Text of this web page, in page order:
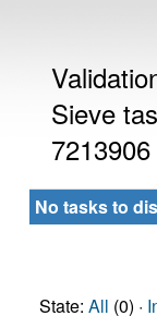
Sieve
7213906
No tasks to
State: All (0) ·